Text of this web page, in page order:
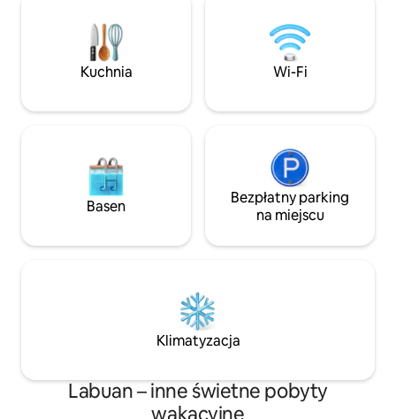
Jest odpowiedni dla dużej grupy ludzi,
rodziny i przyjaciół. Mini sklep spożywczy
zaledwie 3 minuty spacerem. Do
centrum miasta można dojechać
Cię powitać, ale
być może nie
. Jeśli nie macie
się i rezerwujcie !
Kuchnia Wi-Fi
Basen
Bezpłatny parking
na miejscu
Klimatyzacja
Labuan – inne świetne pobyty